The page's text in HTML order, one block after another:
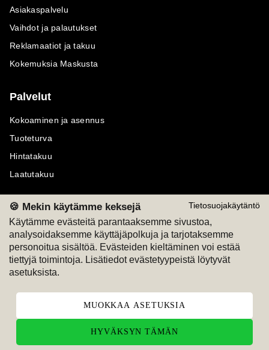
Tietosuojakäytäntö
🍪 Mekin käytämme keksejä
Käytämme evästeitä parantaaksemme sivustoa,
analysoidaksemme käyttäjäpolkuja ja tarjotaksemme
personoitua sisältöä. Evästeiden kieltäminen voi estää
tiettyjä toimintoja. Lisätiedot evästetyypeistä löytyvät
asetuksista.
MUOKKAA ASETUKSIA
HYVÄKSYN TÄMÄN
Asiakaspalvelu
Vaihdot ja palautukset
Reklamaatiot ja takuu
Kokemuksia Maskusta
Palvelut
Kokoaminen ja asennus
Tuoteturva
Hintatakuu
Laatutakuu
Maksutavat
M
Seuraa meitä